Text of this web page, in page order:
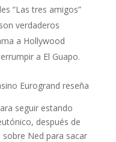
“Las tres amigos”
verdaderos
a Hollywood
a El Guapo.
seguir estando
después de
Ned para sacar